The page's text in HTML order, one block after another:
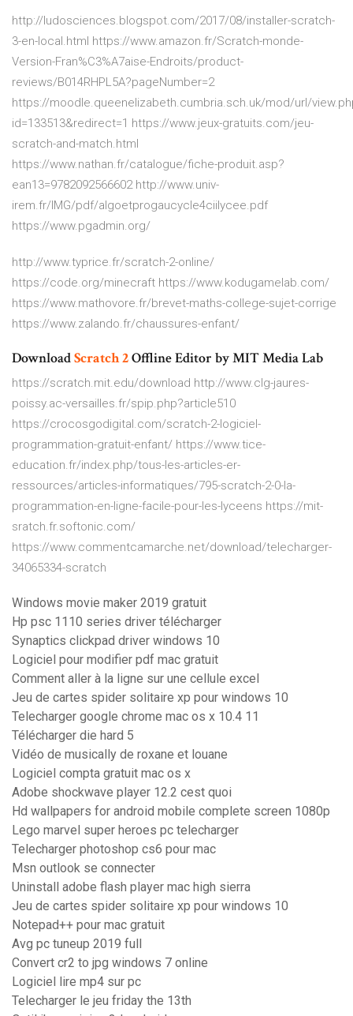
http://ludosciences.blogspot.com/2017/08/installer-scratch-
3-en-local.html https://www.amazon.fr/Scratch-monde-
Version-Fran%C3%A7aise-Endroits/product-
reviews/B014RHPL5A?pageNumber=2
https://moodle.queenelizabeth.cumbria.sch.uk/mod/url/
id=133513&redirect=1 https://www.jeux-gratuits.com/jeu-
scratch-and-match.html
https://www.nathan.fr/catalogue/fiche-produit.asp?
ean13=9782092566602 http://www.univ-
irem.fr/IMG/pdf/algoetprogaucycle4ciilycee.pdf
https://www.pgadmin.org/
http://www.typrice.fr/scratch-2-online/
https://code.org/minecraft https://www.kodugamelab.com/
https://www.mathovore.fr/brevet-maths-college-sujet-corrige
https://www.zalando.fr/chaussures-enfant/
DownloadScratch2Offline Editor by MIT Media Lab
https://scratch.mit.edu/download http://www.clg-jaures-
poissy.ac-versailles.fr/spip.php?article510
https://crocosgodigital.com/scratch-2-logiciel-
programmation-gratuit-enfant/ https://www.tice-
education.fr/index.php/tous-les-articles-er-
ressources/articles-informatiques/795-scratch-2-0-la-
programmation-en-ligne-facile-pour-les-lyceens https://mit-
sratch.fr.softonic.com/
https://www.commentcamarche.net/download/telecharger-
34065334-scratch
Windows movie maker 2019 gratuit
Hp psc 1110 series driver télécharger
Synaptics clickpad driver windows 10
Logiciel pour modifier pdf mac gratuit
Comment aller à la ligne sur une cellule excel
Jeu de cartes spider solitaire xp pour windows 10
Telecharger google chrome mac os x 10.4 11
Télécharger die hard 5
Vidéo de musically de roxane et louane
Logiciel compta gratuit mac os x
Adobe shockwave player 12.2 cest quoi
Hd wallpapers for android mobile complete screen 1080p
Lego marvel super heroes pc telecharger
Telecharger photoshop cs6 pour mac
Msn outlook se connecter
Uninstall adobe flash player mac high sierra
Jeu de cartes spider solitaire xp pour windows 10
Notepad++ pour mac gratuit
Avg pc tuneup 2019 full
Convert cr2 to jpg windows 7 online
Logiciel lire mp4 sur pc
Telecharger le jeu friday the 13th